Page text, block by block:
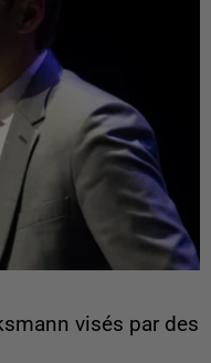
visés par des